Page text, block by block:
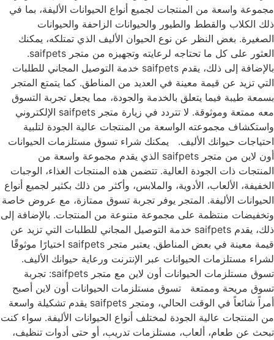
مجموعة واسعة من المنتجات لجميع أنواع الحيوانات الأليفة، بما في
ذلك الكلاب والقطط والطيور والحيوانات الزاحفة والحيوانات
الصغيرة. بغض النظر عن نوع الحيوان الأليف الذي تمتلكه، يمكنك
العثور على كل ما تحتاجه لرعايته وتجهيزه من متجر saifpets.
بالإضافة إلى ذلك، يقدم saifpets خدمة التوصيل المجاني للطلبات
التي تزيد عن قيمة معينة في العديد من المناطق. كما يتمتع المتجر
بسمعة طيبة فيما يتعلق بالخدمة والجودة، مما يجعل تجربة التسوق
معه ممتعة وموثوقة. لا تتردد في زيارة متجر saifpets الإلكتروني
واستكشاف مجموعته الواسعة من المنتجات عالية الجودة لتلبية
احتياجات حيوانك الأليف. يمكنك شراء تسوق مستلزمات الحيوانات
أون لاين من متجر saifpets الذي يقدم مجموعة واسعة من
المنتجات ذات الجودة العالية. تتضمن هذه المنتجات الغذاء، الوجبات
الخفيفة، الألعاب، الأدوية، والملابس، وأكثر من ذلك بكثير لجميع أنواع
الحيوانات الأليفة. المتجر يوفر تجربة تسوق ممتازة، مع عروض خاصة
وتخفيضات منتظمة على مجموعة متنوعة من المنتجات. بالإضافة إلى
ذلك، يقدم saifpets خدمة التوصيل المجاني للطلبات التي تزيد عن
قيمة معينة في بعض المناطق. يعتبر متجر saifpets اختيارًا موثوقًا
لشراء مستلزمات الحيوانات عبر الإنترنت ورعاية حيوانك الأليف.
تسوق مستلزمات الحيوانات أون لاين مع متجر saifpets: تجربة
تسوق مريحة وممتعة تسوق مستلزمات الحيوانات أون لاين أصبح
أمراً شائعاً في الوقت الحالي، ومتجر saifpets يقدم تشكيلة واسعة
من المنتجات عالية الجودة لمختلف أنواع الحيوانات الأليفة. سواء كنت
تبحث عن طعام، ألعاب، مستلزمات تدريب، أو حتى أدوات تنظيف،